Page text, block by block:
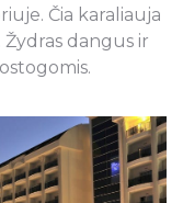
Čia karaliauja
Žydras dangus ir